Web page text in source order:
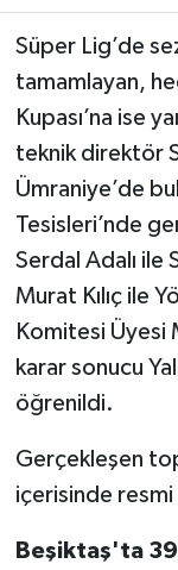
Süper Lig’de
tamamlayan,
Kupası’na ise
teknik direktör
Ümraniye’de
Tesisleri’nde
Serdal Adalı ile
Murat Kılıç ile
Komitesi Üyesi
karar sonucu
öğrenildi.
Gerçekleşen
içerisinde resmi
Beşiktaş'ta 39
Spor
Teknoloji
Türkiye
Video
Yeme-İçme
Yemek